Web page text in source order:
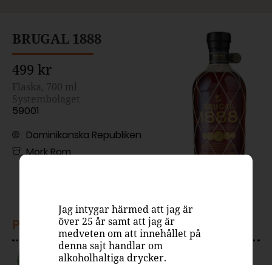
BRUGAL 1888
499 kr
Flaska, 700 ml
Systembolaget
59001
Dominikanska Republiken
Mörk Rom
PASSAR TILL
Jag intygar härmed att jag är
över 25 år samt att jag är
medveten om att innehållet på
denna sajt handlar om
alkoholhaltiga drycker.